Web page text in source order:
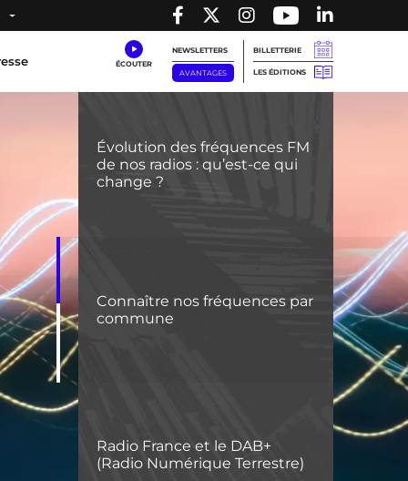
NEWSLETTERS
AVANTAGES
BILLETTERIE
LES ÉDITIONS
Évolution des fréquences FM
de nos radios : qu’est-ce qui
change ?
Connaître nos fréquences par
commune
Radio France et le DAB+
(Radio Numérique Terrestre)